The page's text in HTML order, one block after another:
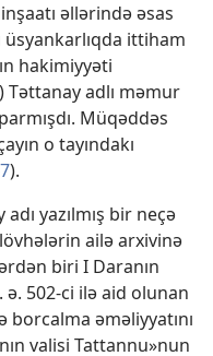
əllərində əsas
ittiham
hakimiyyəti
Təttanay adlı məmur
Müqəddəs
o tayındakı
).
yazılmış bir neçə
ailə arxivinə
biri I Daranın
502-ci ilə aid olunan
əməliyyatını
valisi Tattannu»nun